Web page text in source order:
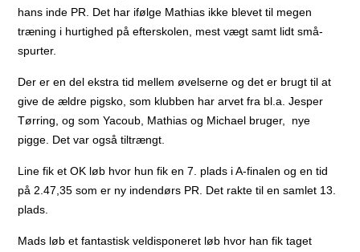
hans inde PR. Det har ifølge Mathias ikke blevet til megen
træning i hurtighed på efterskolen, mest vægt samt lidt små-
spurter.
Der er en del ekstra tid mellem øvelserne og det er brugt til at
give de ældre pigsko, som klubben har arvet fra bl.a. Jesper
Tørring, og som Yacoub, Mathias og Michael bruger, nye
pigge. Det var også tiltrængt.
Line fik et OK løb hvor hun fik en 7. plads i A-finalen og en tid
på 2.47,35 som er ny indendørs PR. Det rakte til en samlet 13.
plads.
Mads løb et fantastisk veldisponeret løb hvor han fik taget